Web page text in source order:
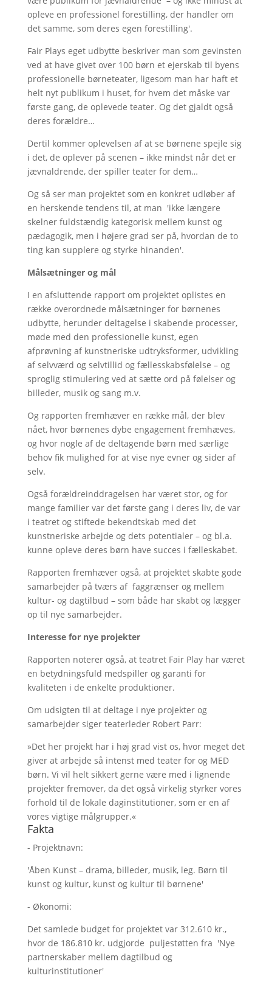
opleve en professionel forestilling, der handler om
det samme, som deres egen forestilling'.
Fair Plays eget udbytte beskriver man som gevinsten
ved at have givet over 100 børn et ejerskab til byens
professionelle børneteater, ligesom man har haft et
helt nyt publikum i huset, for hvem det måske var
første gang, de oplevede teater. Og det gjaldt også
deres forældre…
Dertil kommer oplevelsen af at se børnene spejle sig
i det, de oplever på scenen – ikke mindst når det er
jævnaldrende, der spiller teater for dem…
Og så ser man projektet som en konkret udløber af
en herskende tendens til, at man 'ikke længere
skelner fuldstændig kategorisk mellem kunst og
pædagogik, men i højere grad ser på, hvordan de to
ting kan supplere og styrke hinanden'.
Målsætninger og mål
I en afsluttende rapport om projektet oplistes en
række overordnede målsætninger for børnenes
udbytte, herunder deltagelse i skabende processer,
møde med den professionelle kunst, egen
afprøvning af kunstneriske udtryksformer, udvikling
af selvværd og selvtillid og fællesskabsfølelse – og
sproglig stimulering ved at sætte ord på følelser og
billeder, musik og sang m.v.
Og rapporten fremhæver en række mål, der blev
nået, hvor børnenes dybe engagement fremhæves,
og hvor nogle af de deltagende børn med særlige
behov fik mulighed for at vise nye evner og sider af
selv.
Også forældreinddragelsen har været stor, og for
mange familier var det første gang i deres liv, de var
i teatret og stiftede bekendtskab med det
kunstneriske arbejde og dets potentialer – og bl.a.
kunne opleve deres børn have succes i fælleskabet.
Rapporten fremhæver også, at projektet skabte gode
samarbejder på tværs af faggrænser og mellem
kultur- og dagtilbud – som både har skabt og lægger
op til nye samarbejder.
Interesse for nye projekter
Rapporten noterer også, at teatret Fair Play har været
en betydningsfuld medspiller og garanti for
kvaliteten i de enkelte produktioner.
Om udsigten til at deltage i nye projekter og
samarbejder siger teaterleder Robert Parr:
»Det her projekt har i høj grad vist os, hvor meget det
giver at arbejde så intenst med teater for og MED
børn. Vi vil helt sikkert gerne være med i lignende
projekter fremover, da det også virkelig styrker vores
forhold til de lokale daginstitutioner, som er en af
vores vigtige målgrupper.«
Fakta
- Projektnavn:
'Åben Kunst – drama, billeder, musik, leg. Børn til
kunst og kultur, kunst og kultur til børnene'
- Økonomi:
Det samlede budget for projektet var 312.610 kr.,
hvor de 186.810 kr. udgjorde puljestøtten fra 'Nye
partnerskaber mellem dagtilbud og
kulturinstitutioner'